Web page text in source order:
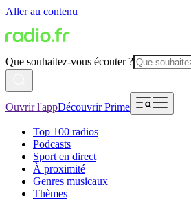
Aller au contenu
Que souhaitez-vous écouter ?
Ouvrir l'appDécouvrir Prime
Top 100 radios
Podcasts
Sport en direct
À proximité
Genres musicaux
Thèmes